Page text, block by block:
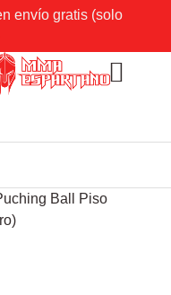
envío gratis (solo
Ball Piso